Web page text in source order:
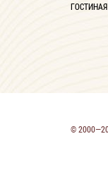
ГОСТИНАЯ
©